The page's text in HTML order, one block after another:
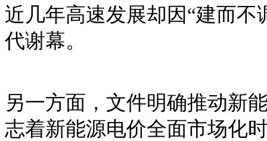
近几年高速发展却因“建而
代谢幕。
另一方面，文件明确推动新
志着新能源电价全面市场化